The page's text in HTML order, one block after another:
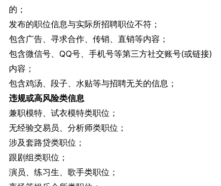
的；
发布的职位信息与实际所招聘职位不符；
包含广告、寻求合作、传销、直销等内容；
包含微信号、QQ号、手机号等第三方社交账号(或链接)
内容；
包含鸡汤、段子、水贴等与招聘无关的信息；
违规或高风险类信息
兼职模特、试衣模特类职位；
无经验交易员、分析师类职位；
涉及套路贷类职位；
跟剧组类职位；
演员、练习生、歌手类职位；